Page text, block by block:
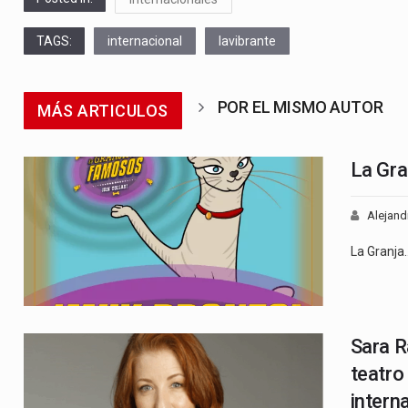
TAGS: internacional lavibrante
MÁS ARTICULOS POR EL MISMO AUTOR
La
La
Sara
teatro